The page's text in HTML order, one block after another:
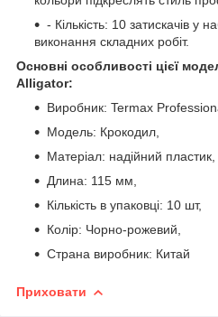
- Кількість: 10 затискачів у
виконання складних робіт.
Основні особливості цієї
Alligator:
Виробник: Termax
Модель: Крокодил,
Матеріал: надійний пластик,
Длина: 115 мм,
Кількість в упаковці: 10 шт,
Колір: Чорно-рожевий,
Страна виробник: Китай
Приховати